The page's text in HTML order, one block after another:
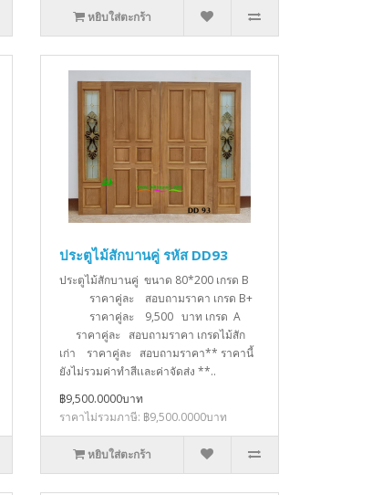
หยิบใส่ตะกร้า
ประตูไม้สักบานคู่ รหัส DD93
ประตูไม้สักบานคู่ ขนาด 80*200 เกรด B
ราคาคู่ละ สอบถามราคา เกรด B+
ราคาคู่ละ 9,500 บาท เกรด A
ราคาคู่ละ สอบถามราคา เกรดไม้สัก
เก่า ราคาคู่ละ สอบถามราคา** ราคานี้
ยังไม่รวมค่าทำสีเเละค่าจัดส่ง **..
฿9,500.0000บาท
ราคาไม่รวมภาษี: ฿9,500.0000บาท
หยิบใส่ตะกร้า